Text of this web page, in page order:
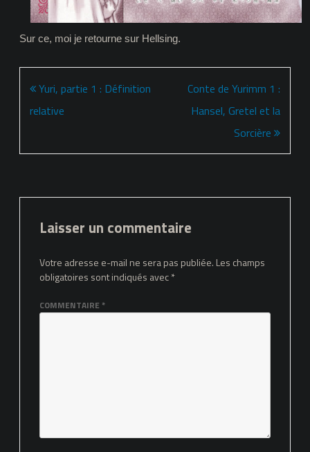
Sur ce, moi je retourne sur Hellsing.
Navigation
de
Yuri, partie 1 : Définition
relative
Conte de Yurimm 1 :
Hansel, Gretel et la
Sorcière
Laisser un commentaire
Votre adresse e-mail ne sera pas publiée. Les champs
obligatoires sont indiqués avec*
COMMENTAIRE *